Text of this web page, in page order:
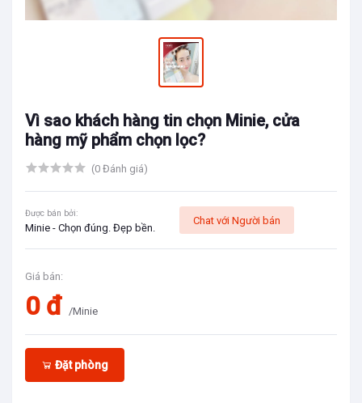
Vì sao khách hàng tin chọn Minie, cửa
hàng mỹ phẩm chọn lọc?
(0 Đánh giá)
Được bán bởi:
Minie - Chọn đúng. Đẹp bền.
Chat với Người bán
Giá bán:
0 đ /Minie
Đặt phòng